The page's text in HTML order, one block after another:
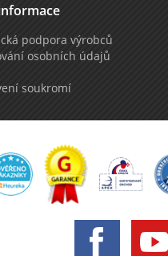
podpora výrobců
osobních údajů
soukromí